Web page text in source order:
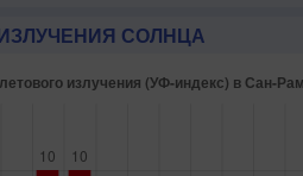
СОЛНЦА